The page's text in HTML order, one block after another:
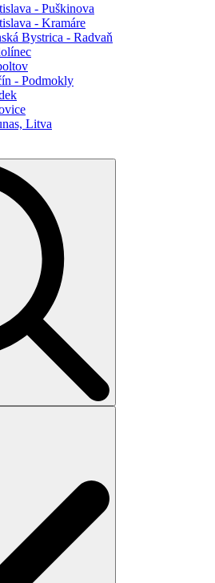
- Puškinova
- Kramáre
Bystrica - Radvaň
- Podmokly
Litva